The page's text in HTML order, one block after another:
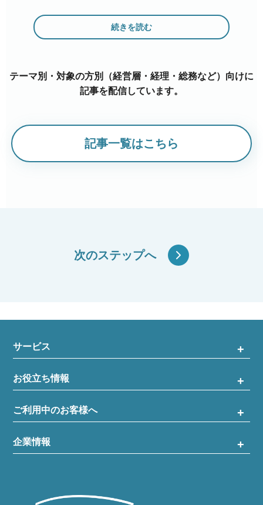
続きを読む
テーマ別・対象の方別（経営層・経理・総務など）向けに
記事を配信しています。
記事一覧はこちら
次のステップへ
サービス
お役立ち情報
ご利用中のお客様へ
企業情報